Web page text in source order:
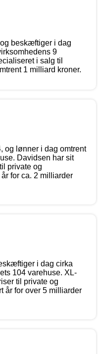
beskæftiger i dag
9
i salg til
1 milliard kroner.
og lønner i dag omtrent
Davidsen har sit
private og
for ca. 2 milliarder
i dag cirka
104 varehuse. XL-
til private og
år for over 5 milliarder